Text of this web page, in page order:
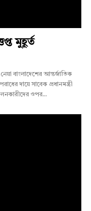
মুহূর্ত
দায়ে সাবেক প্রধানমন্ত্রী
ওপর...